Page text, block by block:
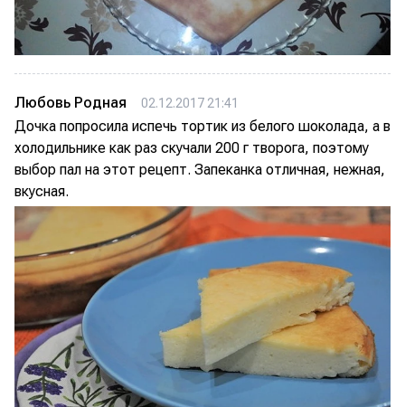
Любовь Родная 02.12.2017 21:41
Дочка попросила испечь тортик из белого шоколада, а в
холодильнике как раз скучали 200 г творога, поэтому
выбор пал на этот рецепт. Запеканка отличная, нежная,
вкусная.